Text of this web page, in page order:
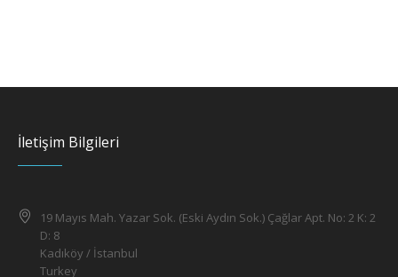
İletişim Bilgileri
19 Mayıs Mah. Yazar Sok. (Eski Aydın Sok.) Çağlar Apt. No: 2 K: 2
D: 8
Kadıköy / İstanbul
Turkey